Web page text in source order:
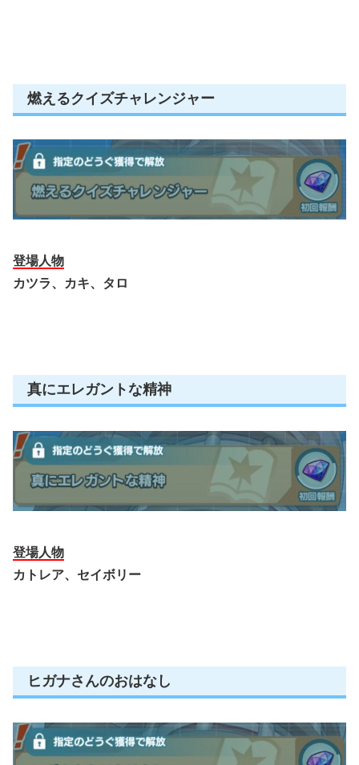
燃えるクイズチャレンジャー
登場人物
カツラ、カキ、タロ
真にエレガントな精神
登場人物
カトレア、セイボリー
ヒガナさんのおはなし